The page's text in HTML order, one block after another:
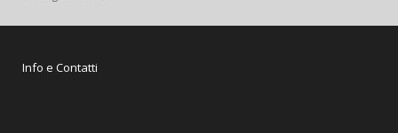
Info e Contatti